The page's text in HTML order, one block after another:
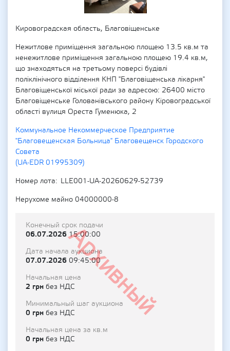
Кировоградская область, Благовіщенське
Нежитлове приміщення загальною площею 13.5 кв.м та
ненежитлове приміщення загальною площею 19.4 кв.м,
що знаходяться на третьому поверсі будівлі
поліклінічного відділення КНП "Благовіщенська лікарня"
Благовіщенської міської ради за адресою: 26400 місто
Благовіщенське Голованівського району Кіровоградської
області вулиця Ореста Гуменюка, 2
Коммунальное Некоммерческое Предприятие
"Благовещенская Больница" Благовещенск Городского
Совета
(UA-EDR 01995309)
Номер лота
LLE001-UA-20260629-52739
Нерухоме майно 04000000-8
Архивный
Конечный срок подачи
06.07.202615:00:00
Дата начала аукциона
07.07.2026 09:45:00
Начальная цена
2 грн без НДС
Минимальный шаг аукциона
0 грн без НДС
Начальная цена за кв.м
0 грн без НДС